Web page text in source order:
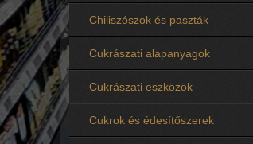
Chiliszószok és paszták
Cukrászati alapanyagok
Cukrászati eszközök
Cukrok és édesítőszerek